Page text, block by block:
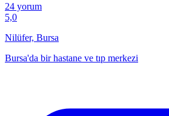
24 yorum
5,0
Nilüfer, Bursa
Bursa'da bir hastane ve tıp merkezi